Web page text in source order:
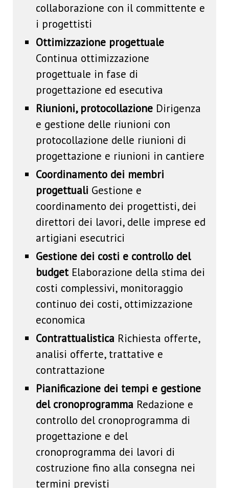
collaborazione con il committente e
i progettisti
Ottimizzazione progettuale
Continua ottimizzazione
progettuale in fase di
progettazione ed esecutiva
Riunioni, protocollazione Dirigenza
e gestione delle riunioni con
protocollazione delle riunioni di
progettazione e riunioni in cantiere
Coordinamento dei membri
progettuali Gestione e
coordinamento dei progettisti, dei
direttori dei lavori, delle imprese ed
artigiani esecutrici
Gestione dei costi e controllo del
budgetElaborazione della stima dei
costi complessivi, monitoraggio
continuo dei costi, ottimizzazione
economica
Contrattualistica Richiesta offerte,
analisi offerte, trattative e
contrattazione
Pianificazione dei tempi e gestione
del cronoprogramma Redazione e
controllo del cronoprogramma di
progettazione e del
cronoprogramma dei lavori di
costruzione fino alla consegna nei
termini previsti